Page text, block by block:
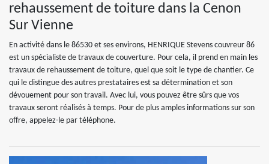
rehaussement de toiture dans la Cenon
Sur Vienne
En activité dans le 86530 et ses environs, HENRIQUE Stevens couvreur 86
est un spécialiste de travaux de couverture. Pour cela, il prend en main les
travaux de rehaussement de toiture, quel que soit le type de chantier. Ce
qui le distingue des autres prestataires est sa détermination et son
dévouement pour son travail. Avec lui, vous pouvez être sûrs que vos
travaux seront réalisés à temps. Pour de plus amples informations sur son
offre, appelez-le par téléphone.